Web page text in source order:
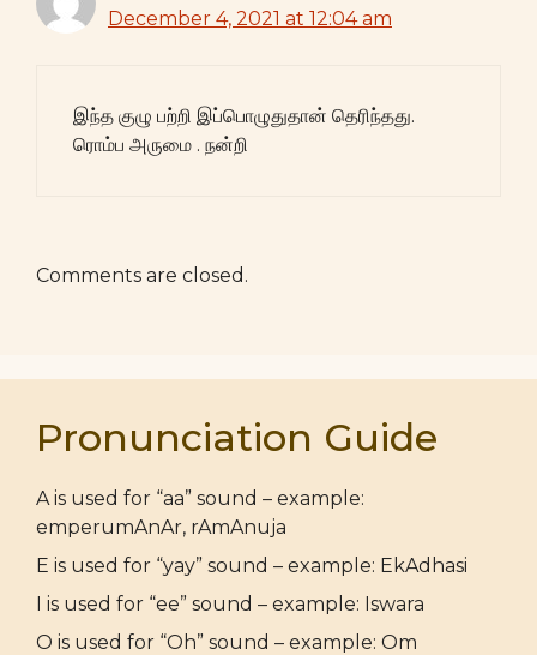
December 4, 2021 at 12:04 am
இந்த குழு பற்றி இப்பொழுதுதான் தெரிந்தது.
ரொம்ப அருமை . நன்றி
Comments are closed.
Pronunciation Guide
A is used for “aa” sound – example:
emperumAnAr, rAmAnuja
E is used for “yay” sound – example: EkAdhasi
I is used for “ee” sound – example: Iswara
O is used for “Oh” sound – example: Om